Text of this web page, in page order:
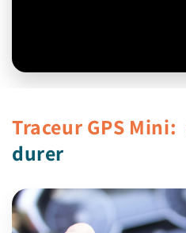
Traceur GPS Mini:
durer